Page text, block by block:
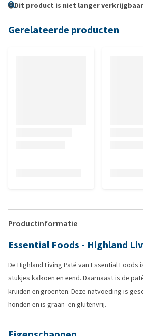
Dit product is niet langer
Gerelateerde producten
Productinformatie
Essential Foods - Highland
De Highland Living Paté van Essential Foods
stukjes kalkoen en eend. Daarnaast is de
kruiden en groenten. Deze natvoeding is
honden en is graan- en glutenvrij.